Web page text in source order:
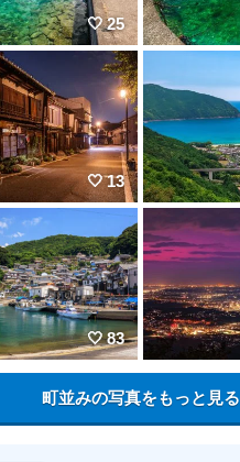
25
13
83
町並みの写真をもっと見る